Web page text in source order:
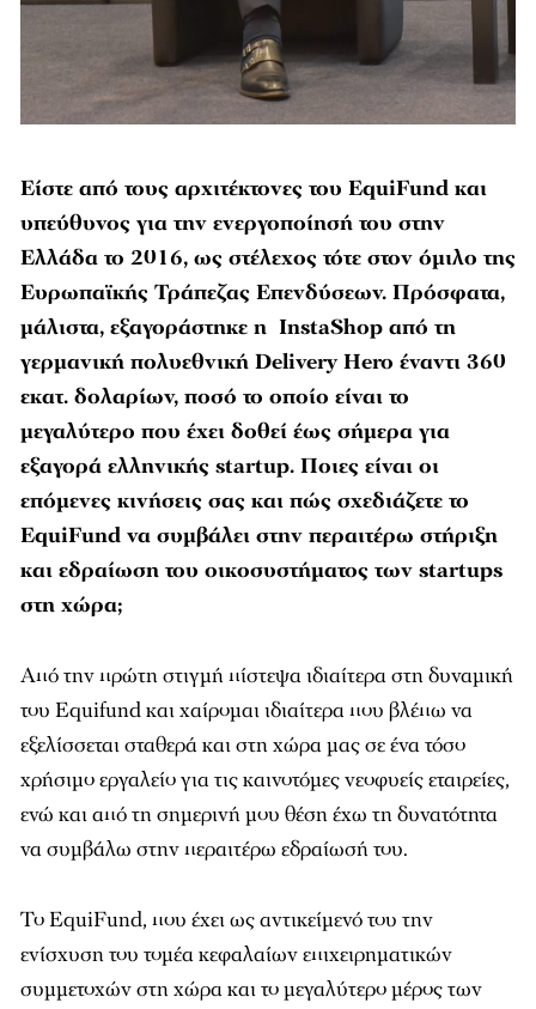
Είστε από τους αρχιτέκτονες του EquiFund και
υπεύθυνος για την ενεργοποίησή του στην
Ελλάδα το 2016, ως στέλεχος τότε στον όμιλο της
Ευρωπαϊκής Τράπεζας Επενδύσεων. Πρόσφατα,
μάλιστα, εξαγοράστηκε η InstaShop από τη
γερμανική πολυεθνική Delivery Hero έναντι 360
εκατ. δολαρίων, ποσό το οποίο είναι το
μεγαλύτερο που έχει δοθεί έως σήμερα για
εξαγορά ελληνικής startup. Ποιες είναι οι
επόμενες κινήσεις σας και πώς σχεδιάζετε το
EquiFund να συμβάλει στην περαιτέρω στήριξη
και εδραίωση του οικοσυστήματος των startups
στη χώρα;
Από την πρώτη στιγμή πίστεψα ιδιαίτερα στη δυναμική
του Equifund και χαίρομαι ιδιαίτερα που βλέπω να
εξελίσσεται σταθερά και στη χώρα μας σε ένα τόσο
χρήσιμο εργαλείο για τις καινοτόμες νεοφυείς εταιρείες,
ενώ και από τη σημερινή μου θέση έχω τη δυνατότητα
να συμβάλω στην περαιτέρω εδραίωσή του.
Το EquiFund, που έχει ως αντικείμενό του την
ενίσχυση του τομέα κεφαλαίων επιχειρηματικών
συμμετοχών στη χώρα και το μεγαλύτερο μέρος των